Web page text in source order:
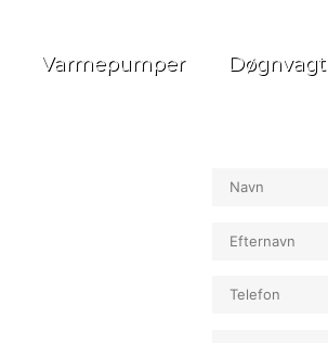
Varmepumper Døgnvagt